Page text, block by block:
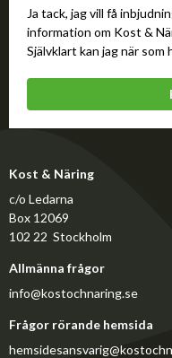
Ja tack, jag vill få
information om Kost &
Självklart kan jag när
Kost & Näring
c/o Ledarna
Box 12069
102 22 Stockholm
Allmänna frågor
info@kostochnaring.se
Frågor rörande hemsida